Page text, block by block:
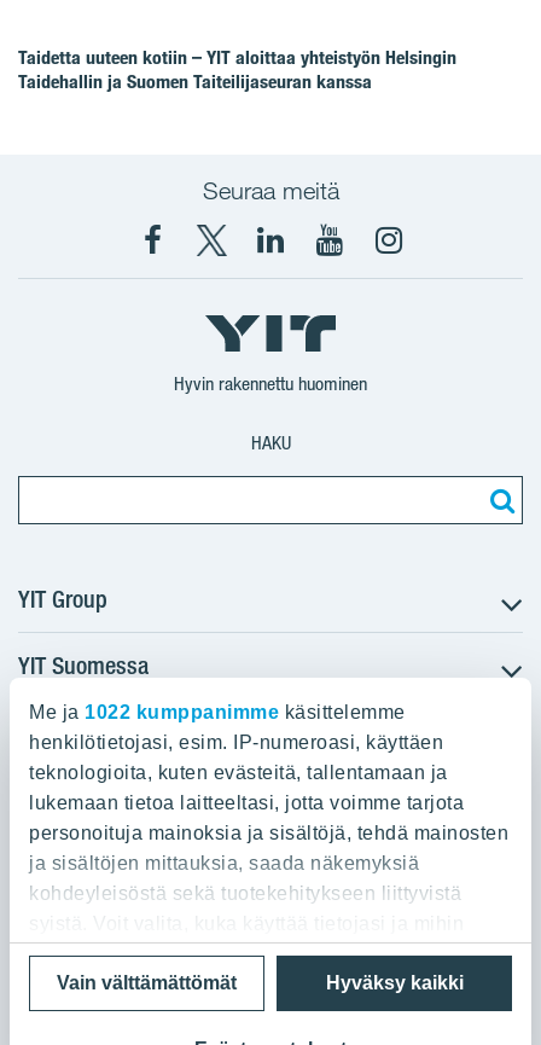
Me ja 1022 kumppanimme käsittelemme
henkilötietojasi, esim. IP-numeroasi, käyttäen
teknologioita, kuten evästeitä, tallentamaan ja
lukemaan tietoa laitteeltasi, jotta voimme tarjota
personoituja mainoksia ja sisältöjä, tehdä mainosten
ja sisältöjen mittauksia, saada näkemyksiä
kohdeyleisöstä sekä tuotekehitykseen liittyvistä
syistä. Voit valita, kuka käyttää tietojasi ja mihin
tarkoituksiin.
Jos sallit, haluamme myös tehdä seuraavia:
Hyväksy kaikki
Vain välttämättömät
Taidetta uuteen kotiin – YIT aloittaa yhteistyön Helsingin
Taidehallin ja Suomen Taiteilijaseuran kanssa
Seuraa meitä
Facebook
X
YIT
Suomi
YIT
Corporation
YIT
Corporation
Instagram
Hyvin rakennettu huominen
HAKU
YIT Group
Tietoa YIT:stä
Töihin meille
Sijoittajat
Projektit
Vastuullisuus
Media
Yhteystiedot
YIT Suomessa
Myytävät asunnot
Vuokrattavat toimitilat
Kiinteistösijoittaminen
Infrarakentaminen
Toimitilarakentaminen
Teollisuusrakentaminen
YIT:n pääkonttori
Panuntie 11, PL 36, 00620 Helsinki
020 433 111